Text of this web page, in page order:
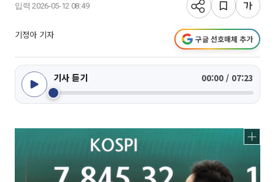
입력 2026-05-12 08:49
기정아 기자 구글 선호매체 추가
기사 듣기 00:00 / 07:23